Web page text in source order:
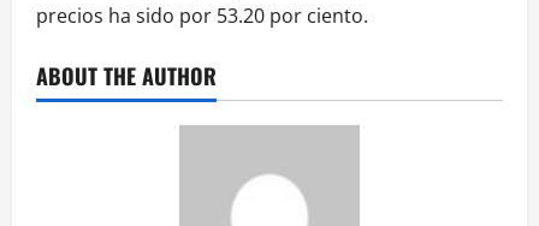
precios ha sido por 53.20 por ciento.
ABOUT THE AUTHOR